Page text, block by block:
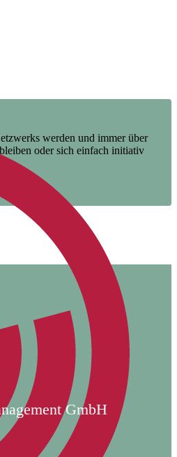
werden und immer über
oder sich einfach initiativ
GmbH